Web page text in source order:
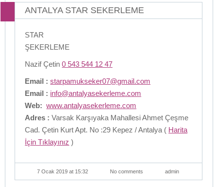
ANTALYA STAR SEKERLEME
STAR
ŞEKERLEME
Nazif Çetin0 543 544 12 47
Email : starpamukseker07@gmail.com
Email : info@antalyasekerleme.com
Web: www.antalyasekerleme.com
Adres : Varsak Karşıyaka Mahallesi Ahmet Çeşme
Cad. Çetin Kurt Apt. No :29 Kepez / Antalya ( Harita
İçin Tıklayınız )
7 Ocak 2019 at 15:32 No comments admin